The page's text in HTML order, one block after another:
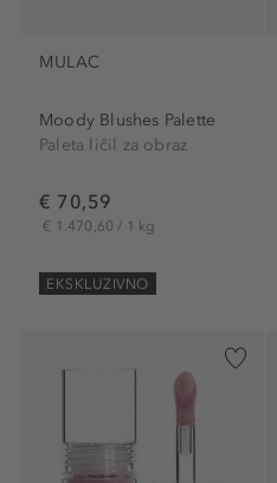
MULAC
Moody Blushes Palette
Paleta ličil za obraz
€ 70,59
€ 1.470,60 / 1 kg
EKSKLUZIVNO